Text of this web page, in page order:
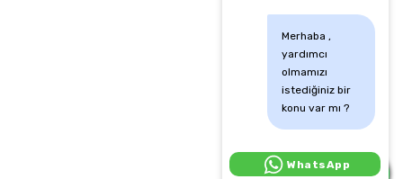
Merhaba ,
yardımcı
olmamızı
istediğiniz bir
konu var mı ?
Canlı Destek İçin Tıkla:
WhatsApp